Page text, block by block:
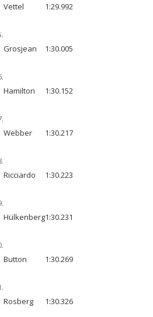
Vettel
1:29.992
Grosjean
1:30.005
Hamilton
1:30.152
Webber
1:30.217
Ricciardo
1:30.223
Hülkenberg1:30.231
Button
1:30.269
Rosberg
1:30.326